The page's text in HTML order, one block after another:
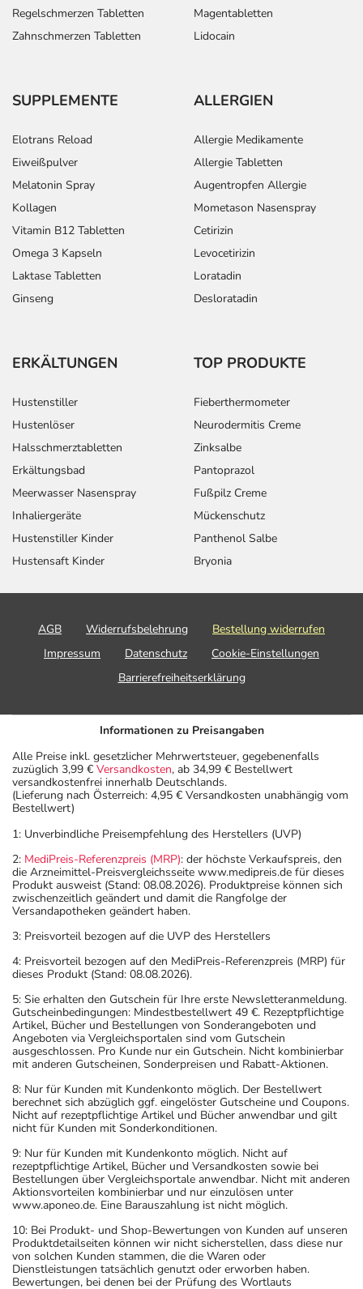
Regelschmerzen Tabletten
Zahnschmerzen Tabletten
Magentabletten
Lidocain
SUPPLEMENTE
Elotrans Reload
Eiweißpulver
Melatonin Spray
Kollagen
Vitamin B12 Tabletten
Omega 3 Kapseln
Laktase Tabletten
Ginseng
ALLERGIEN
Allergie Medikamente
Allergie Tabletten
Augentropfen Allergie
Mometason Nasenspray
Cetirizin
Levocetirizin
Loratadin
Desloratadin
ERKÄLTUNGEN
Hustenstiller
Hustenlöser
Halsschmerztabletten
Erkältungsbad
Meerwasser Nasenspray
Inhaliergeräte
Hustenstiller Kinder
Hustensaft Kinder
TOP PRODUKTE
Fieberthermometer
Neurodermitis Creme
Zinksalbe
Pantoprazol
Fußpilz Creme
Mückenschutz
Panthenol Salbe
Bryonia
AGB Widerrufsbelehrung
Bestellung widerrufen
Impressum
Datenschutz
Cookie-Einstellungen
Barrierefreiheitserklärung
Informationen zu Preisangaben
Alle Preise inkl. gesetzlicher Mehrwertsteuer, gegebenenfalls
zuzüglich 3,99 € Versandkosten, ab 34,99 € Bestellwert
versandkostenfrei innerhalb Deutschlands.
(Lieferung nach Österreich: 4,95 € Versandkosten unabhängig vom
Bestellwert)
1: Unverbindliche Preisempfehlung des Herstellers (UVP)
2: MediPreis-Referenzpreis (MRP): der höchste Verkaufspreis, den
die Arzneimittel-Preisvergleichsseite www.medipreis.de für dieses
Produkt ausweist (Stand: 08.08.2026). Produktpreise können sich
zwischenzeitlich geändert und damit die Rangfolge der
Versandapotheken geändert haben.
3: Preisvorteil bezogen auf die UVP des Herstellers
4: Preisvorteil bezogen auf den MediPreis-Referenzpreis (MRP) für
dieses Produkt (Stand: 08.08.2026).
5: Sie erhalten den Gutschein für Ihre erste Newsletteranmeldung.
Gutscheinbedingungen: Mindestbestellwert 49 €. Rezeptpflichtige
Artikel, Bücher und Bestellungen von Sonderangeboten und
Angeboten via Vergleichsportalen sind vom Gutschein
ausgeschlossen. Pro Kunde nur ein Gutschein. Nicht kombinierbar
mit anderen Gutscheinen, Sonderpreisen und Rabatt-Aktionen.
8: Nur für Kunden mit Kundenkonto möglich. Der Bestellwert
berechnet sich abzüglich ggf. eingelöster Gutscheine und Coupons.
Nicht auf rezeptpflichtige Artikel und Bücher anwendbar und gilt
nicht für Kunden mit Sonderkonditionen.
9: Nur für Kunden mit Kundenkonto möglich. Nicht auf
rezeptpflichtige Artikel, Bücher und Versandkosten sowie bei
Bestellungen über Vergleichsportale anwendbar. Nicht mit anderen
Aktionsvorteilen kombinierbar und nur einzulösen unter
www.aponeo.de. Eine Barauszahlung ist nicht möglich.
10: Bei Produkt- und Shop-Bewertungen von Kunden auf unseren
Produktdetailseiten können wir nicht sicherstellen, dass diese nur
von solchen Kunden stammen, die die Waren oder
Dienstleistungen tatsächlich genutzt oder erworben haben.
Bewertungen, bei denen bei der Prüfung des Wortlauts